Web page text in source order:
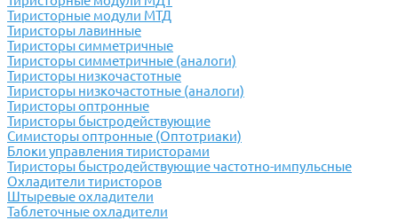
Тиристорные модули МТД
Тиристоры лавинные
Тиристоры симметричные
Тиристоры симметричные (аналоги)
Тиристоры низкочастотные
Тиристоры низкочастотные (аналоги)
Тиристоры оптронные
Тиристоры быстродействующие
Симисторы оптронные (Оптотриаки)
Блоки управления тиристорами
Тиристоры быстродействующие частотно-импульсные
Охладители тиристоров
Штыревые охладители
Таблеточные охладители